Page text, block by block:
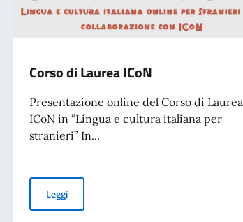
graduatoria 2026/27
Corso di Laurea ICoN
Presentazione online del Corso di Laurea
ICoN in “Lingua e cultura italiana per
stranieri” In...
LeggiCorso di Laurea ICoN